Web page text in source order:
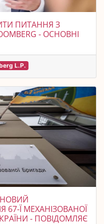
ПИТАННЯ З
- ОСНОВНІ
L.P.
Ї МЕХАНІЗОВАНОЇ
- ПОВІДОМЛЯЄ